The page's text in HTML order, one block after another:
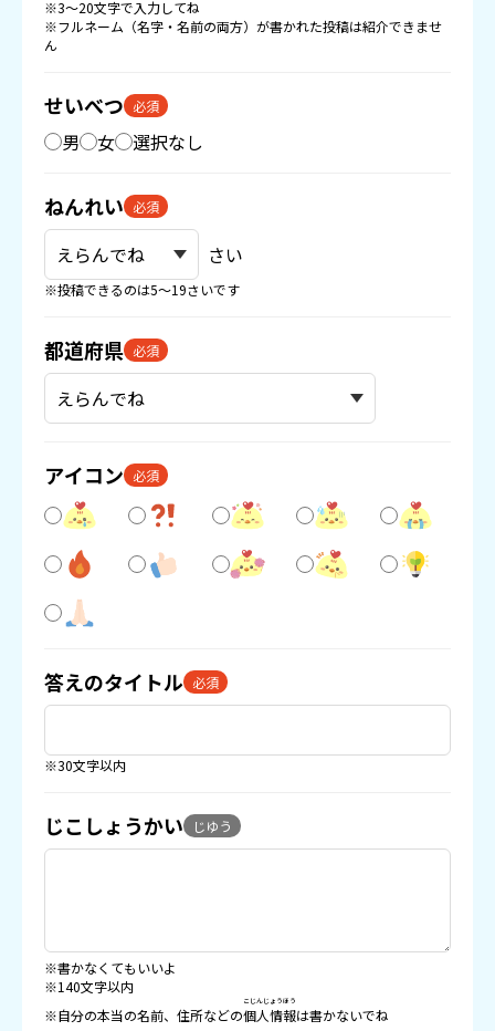
※3〜20文字で入力してね
※フルネーム（名字・名前の両方）が書かれた投稿は紹介できませ
ん
せいべつ 必須
男 女 選択なし
ねんれい 必須
さい
※投稿できるのは5〜19さいです
都道府県 必須
アイコン 必須
答えのタイトル 必須
※30文字以内
じこしょうかい じゆう
※書かなくてもいいよ
※140文字以内
※自分の本当の名前、住所などの個人情報
こじんじょうほう
は書かないでね